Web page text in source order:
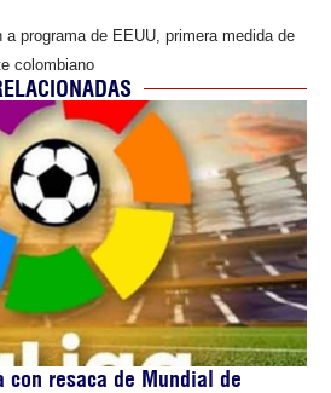
a programa de EEUU, primera medida de
colombiano
con resaca de Mundial de